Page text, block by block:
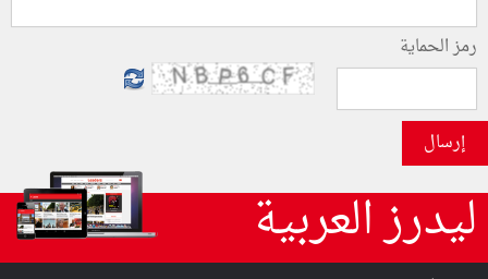
رمز الحماية
إرسال
ليدرز العربية